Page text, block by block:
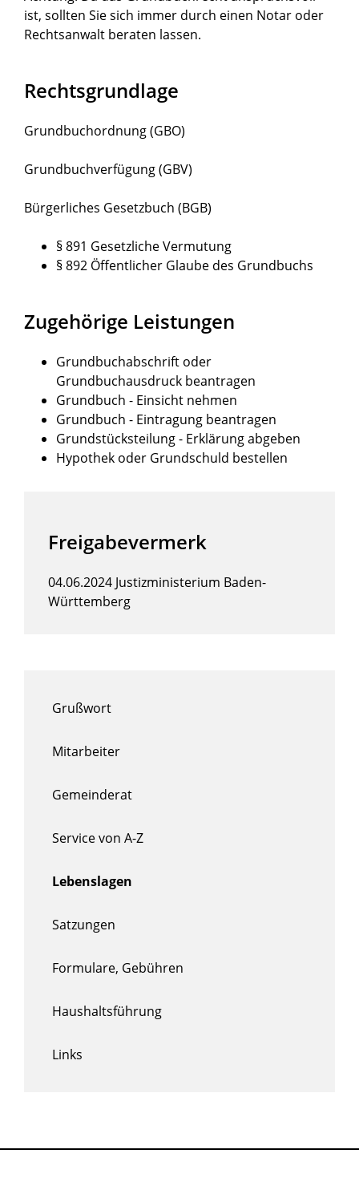
ist, sollten Sie sich immer durch einen Notar oder
Rechtsanwalt beraten lassen.
Rechtsgrundlage
Grundbuchordnung (GBO)
Grundbuchverfügung (GBV)
Bürgerliches Gesetzbuch (BGB)
§ 891 Gesetzliche Vermutung
§ 892 Öffentlicher Glaube des Grundbuchs
Zugehörige Leistungen
Grundbuchabschrift oder
Grundbuchausdruck beantragen
Grundbuch - Einsicht nehmen
Grundbuch - Eintragung beantragen
Grundstücksteilung - Erklärung abgeben
Hypothek oder Grundschuld bestellen
Freigabevermerk
04.06.2024 Justizministerium Baden-
Württemberg
Grußwort
Mitarbeiter
Gemeinderat
Service von A-Z
Lebenslagen
Satzungen
Formulare, Gebühren
Haushaltsführung
Links